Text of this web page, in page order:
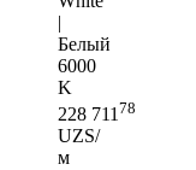
|
Белый
6000
K
228 711 78
UZS/
м